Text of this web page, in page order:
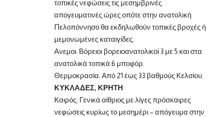
τοπικές νεφώσεις τις μεσημβρινές
απογευματινές ώρες οπότε στην ανατολική
Πελοπόννησο θα εκδηλωθούν τοπικές βροχές ή
μεμονωμένες καταιγίδες.
Ανεμοι: Βόρειοι βορειοανατολικοί 3 με 5 και στα
ανατολικά τοπικά 6 μποφόρ.
Θερμοκρασία: Από 21 έως 33 βαθμούς Κελσίου.
ΚΥΚΛΑΔΕΣ, ΚΡΗΤΗ
Καιρός: Γενικά αίθριος με λίγες πρόσκαιρες
νεφώσεις κυρίως το μεσημέρι – απόγευμα στην